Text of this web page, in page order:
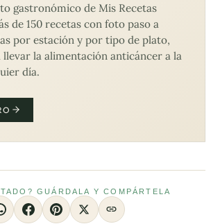
gastronómico de Mis Recetas
de 150 recetas con foto paso a
por estación y por tipo de plato,
llevar la alimentación anticáncer a la
día.
GUÁRDALA Y COMPÁRTELA